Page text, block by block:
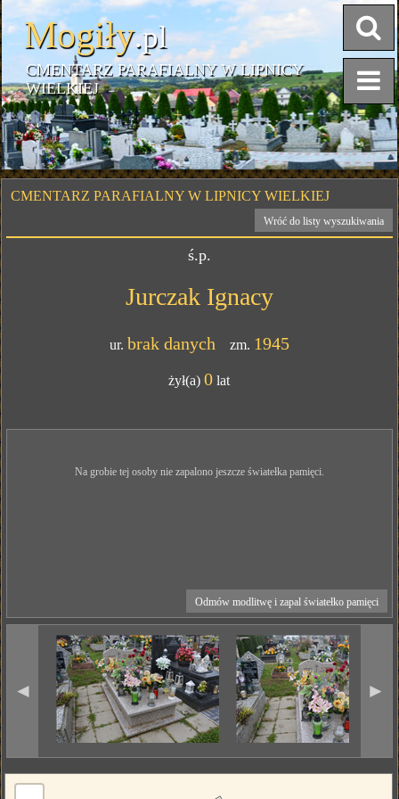
Mogiły.pl
CMENTARZ PARAFIALNY W LIPNICY
WIELKIEJ
CMENTARZ PARAFIALNY W LIPNICY WIELKIEJ
Wróć do listy wyszukiwania
ś.p.
Jurczak Ignacy
ur. brak danych zm. 1945
żył(a)0 lat
Na grobie tej osoby nie zapalono jeszcze światełka pamięci.
Odmów modlitwę i zapal światełko pamięci
◄ ►